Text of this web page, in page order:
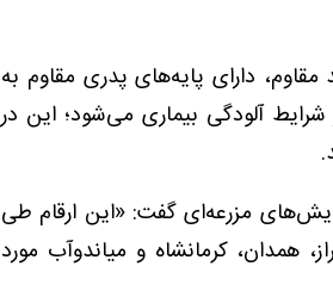
مقاوم، دارای پایه‌های پدری مقاوم به
آلودگی بیماری می‌شود؛ این در
مزرعه‌ای گفت: «این ارقام طی
همدان، کرمانشاه و میاندوآب مورد